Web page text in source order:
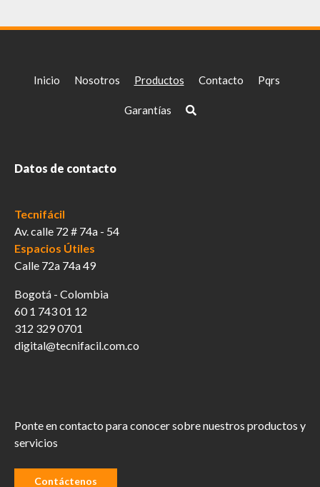
Inicio Nosotros Productos Contacto Pqrs
Garantías
Datos de contacto
Tecnifácil
Av. calle 72 # 74a - 54
Espacios Útiles
Calle 72a 74a 49
Bogotá - Colombia
60 1 743 01 12
312 329 0701
digital@tecnifacil.com.co
Ponte en contacto para conocer sobre nuestros productos y
servicios
Contáctenos